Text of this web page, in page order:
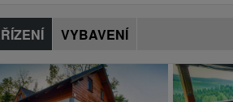
VYBAVENÍ